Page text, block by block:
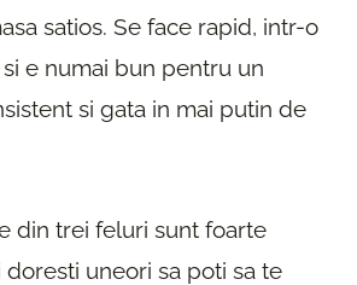
satios. Se face rapid, intr-o
e numai bun pentru un
si gata in mai putin de
din trei feluri sunt foarte
uneori sa poti sa te